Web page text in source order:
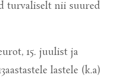
turvaliselt nii suured
15. juulist ja
lastele (k.a)